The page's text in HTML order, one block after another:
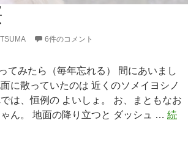
TSUMA 6件のコメント
てみたら（毎年忘れる） 間にあいまし
に散っていたのは 近くのソメイヨシノ
は、恒例の よいしょ。 お、まともなお
ん。 地面の降り立つと ダッシュ … 続